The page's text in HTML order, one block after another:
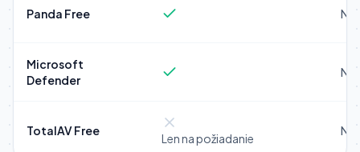
Panda Free
Microsoft
Defender
TotalAV Free
Len na požiadanie